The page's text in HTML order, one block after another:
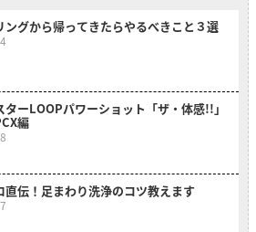
ングから帰ってきたらやるべきこと３選
ターLOOPパワーショット「ザ・体感!!」
編
直伝！足まわり洗浄のコツ教えます